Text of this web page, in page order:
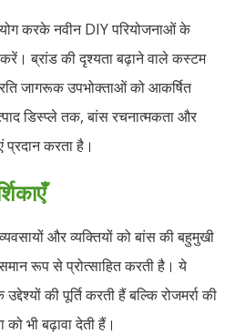
करके नवीन DIY परियोजनाओं के
ब्रांड की दृश्यता बढ़ाने वाले कस्टम
जागरूक उपभोक्ताओं को आकर्षित
डिस्प्ले तक, बांस रचनात्मकता और
करता है।
और व्यक्तियों को बांस की बहुमुखी
रूप से प्रोत्साहित करती है। ये
की पूर्ति करती हैं बल्कि रोजमर्रा की
भी बढ़ावा देती हैं।